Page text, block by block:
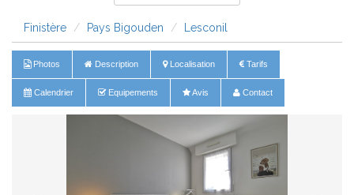
Finistère Pays Bigouden Lesconil
Photos Description Localisation Tarifs
Calendrier Equipements Avis Contact